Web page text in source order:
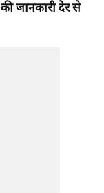
जानकारी देर से